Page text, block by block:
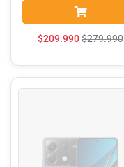
$209.990$279.990